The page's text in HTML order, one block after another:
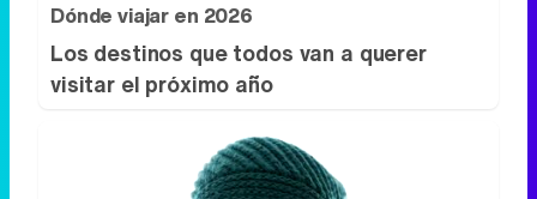
Dónde viajar en 2026
Los destinos que todos van a querer
visitar el próximo año